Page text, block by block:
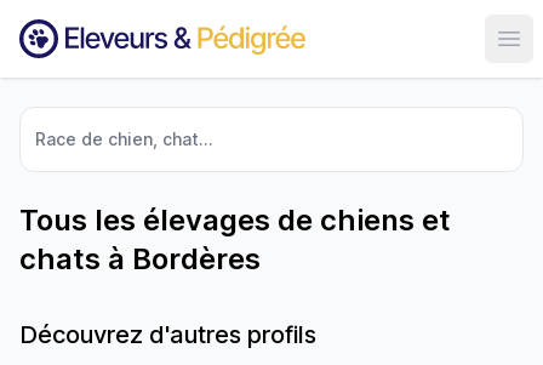
Race de chien, chat...
Tous les élevages de chiens et
chats à Bordères
Découvrez d'autres profils